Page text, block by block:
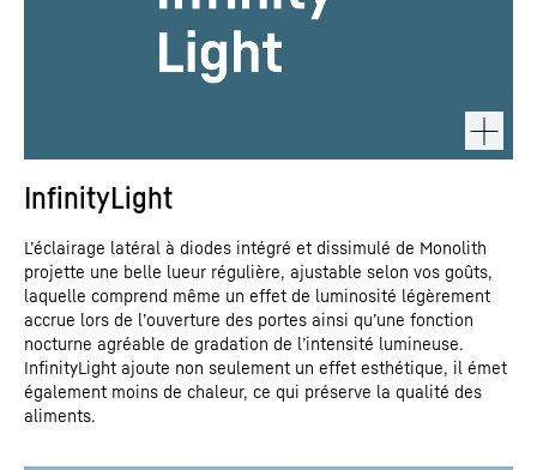
InfinityLight
L’éclairage latéral à diodes intégré et dissimulé de Monolith
projette une belle lueur régulière, ajustable selon vos goûts,
laquelle comprend même un effet de luminosité légèrement
accrue lors de l’ouverture des portes ainsi qu’une fonction
nocturne agréable de gradation de l’intensité lumineuse.
InfinityLight ajoute non seulement un effet esthétique, il émet
également moins de chaleur, ce qui préserve la qualité des
aliments.